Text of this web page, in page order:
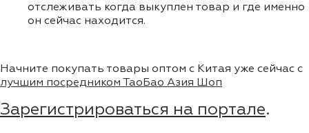
отслеживать когда выкуплен товар и где именно
он сейчас находится.
Начните покупать товары оптом с Китая уже сейчас с
лучшим посредником ТаоБао Азия Шоп
Зарегистрироваться на портале.